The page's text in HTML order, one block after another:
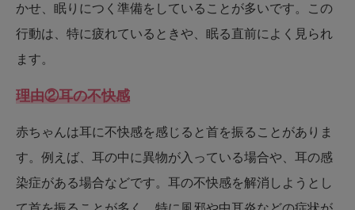
かせ、眠りにつく準備をしていることが多いです。この
行動は、特に疲れているときや、眠る直前によく見られ
ます。
理由②耳の不快感
赤ちゃんは耳に不快感を感じると首を振ることがありま
す。例えば、耳の中に異物が入っている場合や、耳の感
染症がある場合などです。耳の不快感を解消しようとし